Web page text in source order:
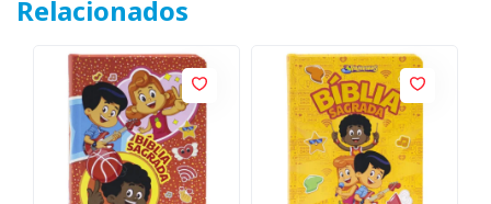
Relacionados